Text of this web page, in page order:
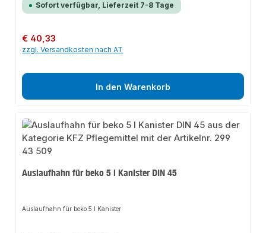
Sofort verfügbar, Lieferzeit 7-8 Tage
Regulärer Preis:
€ 40,33
zzgl. Versandkosten nach AT
In den Warenkorb
Auslaufhahn für beko 5 l Kanister DIN 45
Auslaufhahn für beko 5 l Kanister